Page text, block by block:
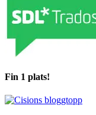
Fin 1 plats!